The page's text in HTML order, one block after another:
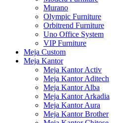
Murano
Olympic Furniture
Orbitrend Furniture
Uno Office System
VIP Furniture
Meja Custom
Meja Kantor
Meja Kantor Activ
Meja Kantor Aditech
Meja Kantor Alba
Meja Kantor Arkadia
Meja Kantor Aura
Meja Kantor Brother